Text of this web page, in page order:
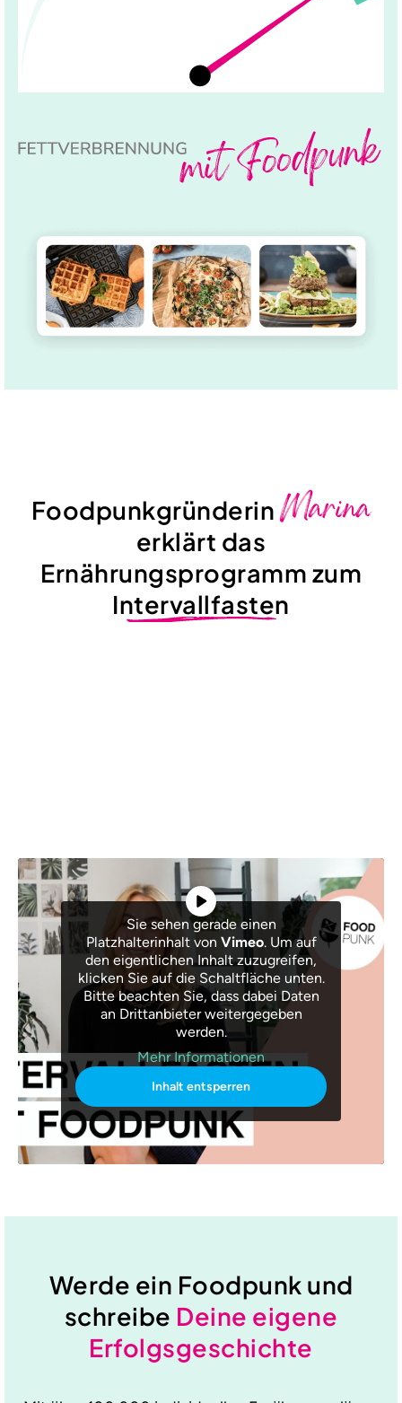
Foodpunkgründerin Marina
erklärt das
Ernährungsprogramm zum
Intervallfasten
Sie sehen gerade einen
Platzhalterinhalt von Vimeo. Um auf
den eigentlichen Inhalt zuzugreifen,
klicken Sie auf die Schaltfläche unten.
Bitte beachten Sie, dass dabei Daten
an Drittanbieter weitergegeben
werden.
Mehr Informationen
Inhalt entsperren
Werde ein Foodpunk und
schreibe Deine eigene
Erfolgsgeschichte